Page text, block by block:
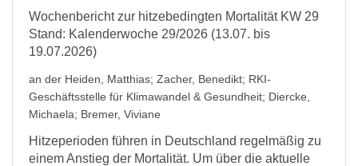
Wochenbericht zur hitzebedingten Mortalität KW 29
Stand: Kalenderwoche 29/2026 (13.07. bis
19.07.2026)
an der Heiden, Matthias; Zacher, Benedikt; RKI-
Geschäftsstelle für Klimawandel & Gesundheit; Diercke,
Michaela; Bremer, Viviane
Hitzeperioden führen in Deutschland regelmäßig zu
einem Anstieg der Mortalität. Um über die aktuelle